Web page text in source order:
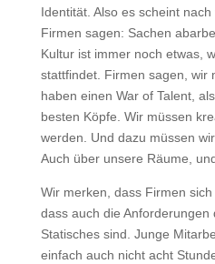
Identität. Also es scheint
Firmen sagen: Sachen
Kultur ist immer noch etwas,
stattfindet. Firmen sagen, wir
haben einen War of Talent,
besten Köpfe. Wir müssen
werden. Und dazu müssen
Auch über unsere Räume,
Wir merken, dass Firmen
dass auch die
Statisches sind. Junge
einfach auch nicht acht